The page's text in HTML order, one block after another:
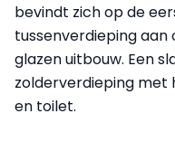
bevindt zich op de
tussenverdieping
glazen uitbouw. Een
zolderverdieping
en toilet.